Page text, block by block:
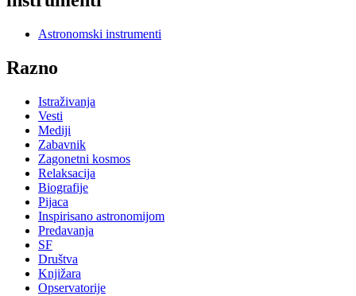
Astronomski instrumenti
Razno
Istraživanja
Vesti
Mediji
Zabavnik
Zagonetni kosmos
Relaksacija
Biografije
Pijaca
Inspirisano astronomijom
Predavanja
SF
Društva
Knjižara
Opservatorije